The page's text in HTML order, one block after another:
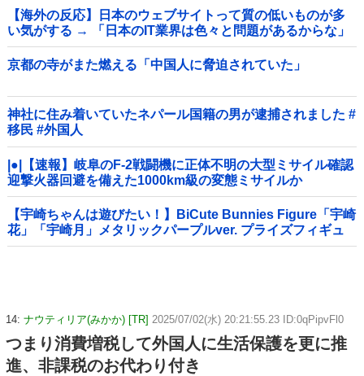
【海外の反応】日本のウェブサイトって質の低いものが多
い気がする → 「日本のIT業界は色々と問題があるからな」
「ゲームのUIは優れてるのに不思議」
京都の寺がまた燃える「中国人に脅迫されていた」
神社に住み着いていたネパール国籍の男が逮捕されました #
移民 #外国人
|●|【速報】岐阜のF-2戦闘機に正体不明の大型ミサイル確認
迎撃火器回避を備えた1000km級の変態ミサイルか
【宇崎ちゃんは遊びたい！】BiCute Bunnies Figure「宇崎
花」「宇崎月」メタリックパープルver. プライズフィギュ
ア【ラウンドワン限定で展開決定】
14: ナウティリア(みかか) [TR] 2025/07/02(水) 20:21:55.23 ID:0qPipvFl0
つまり消費増税して外国人に生活保護を更に推
進、非課税のお代わり付き